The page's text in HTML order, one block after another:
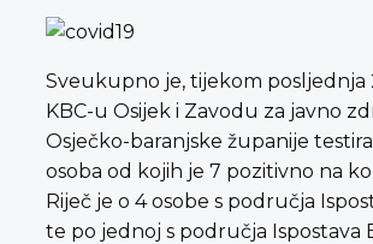
Sveukupno je, tijekom posljednja
KBC-u Osijek i Zavodu za javno
Osječko-baranjske županije
osoba od kojih je 7 pozitivno na
Riječ je o 4 osobe s područja
te po jednoj s područja Ispostava